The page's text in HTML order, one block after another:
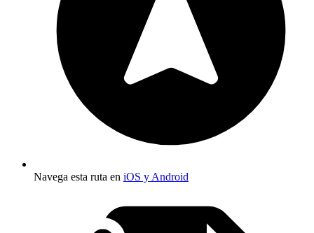
Navega esta ruta en iOS y Android